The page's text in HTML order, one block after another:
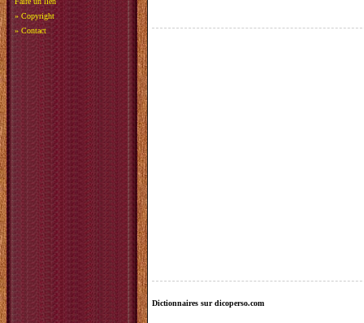
» Copyright
» Contact
Dictionnaires sur dicoperso.com